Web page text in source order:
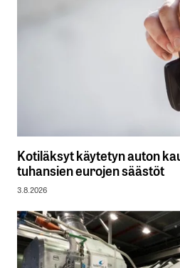
Kotiläksyt käytetyn auton
tuhansien eurojen säästöt
3.8.2026